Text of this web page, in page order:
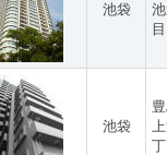
池袋
目
池袋